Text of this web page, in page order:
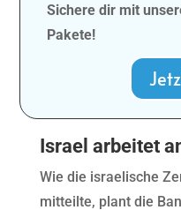
Sichere dir mit
Pakete!
Israel arbeitet
Wie die israelische
mitteilte, plant die